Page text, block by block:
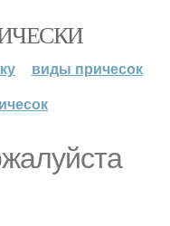
виды причесок